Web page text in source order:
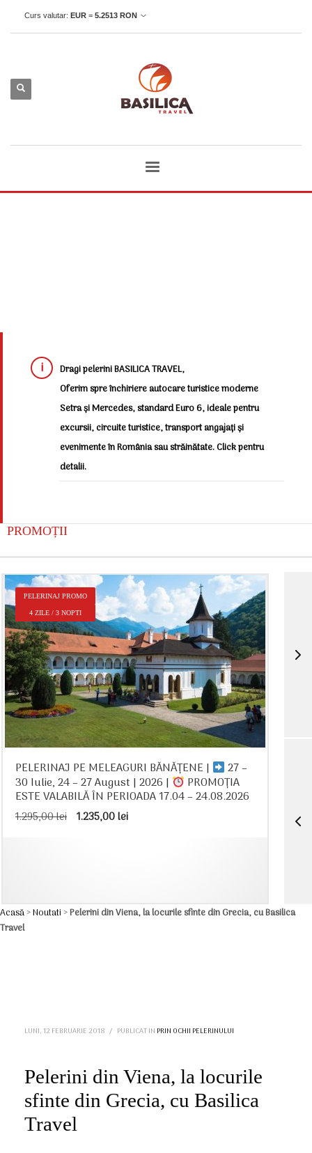
Curs valutar: EUR = 5.2513 RON
Dragi pelerini BASILICA TRAVEL,
Oferim spre închiriere autocare turistice moderne
Setra și Mercedes, standard Euro 6, ideale pentru
excursii, circuite turistice, transport angajați și
evenimente în România sau străinătate. Click pentru
detalii.
PROMOȚII
PELERINAJ PROMO
4 ZILE / 3 NOPTI
PELERINAJ PE MELEAGURI BĂNĂȚENE | 27 –
30 Iulie, 24 – 27 August | 2026 | PROMOȚIA
ESTE VALABILĂ ÎN PERIOADA 17.04 – 24.08.2026
1.295,00lei Prețul
1.235,00leiPrețul
Acasă>Noutati>Pelerini din Viena, la locurile sfinte din Grecia, cu Basilica
Travel
LUNI, 12 FEBRUARIE 2018 / PUBLICAT IN PRIN OCHII PELERINULUI
Pelerini din Viena, la locurile
sfinte din Grecia, cu Basilica
Travel